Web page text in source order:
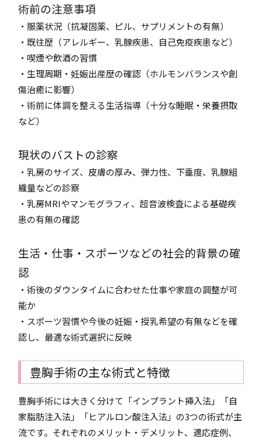
術前の注意事項
・服薬状況（抗凝固薬、ピル、サプリメントの有無）
・既往歴（アレルギー、乳腺疾患、自己免疫疾患など）
・喫煙や飲酒の習慣
・生理周期・妊娠出産歴の確認（ホルモンバランスや創
傷治癒に影響）
・術前に体調を整える生活指導（十分な睡眠・栄養摂取
など）
現状のバストの診察
・乳房のサイズ、皮膚の厚み、弾力性、下垂度、乳腺組
織量などの診察
・乳房MRIやマンモグラフィ、超音波検査による基礎疾
患の有無の確認
生活・仕事・スポーツなどの社会的背景の確
認
・術後のダウンタイムに合わせた仕事や家庭の調整が可
能か
・スポーツ習慣や今後の妊娠・授乳希望の有無などを確
認し、最適な術式選択に反映
豊胸手術の主な術式と特徴
豊胸手術には大きく分けて「インプラント挿入法」「自
家脂肪注入法」「ヒアルロン酸注入法」の3つの術式が主
流です。それぞれのメリット・デメリット、適応症例、